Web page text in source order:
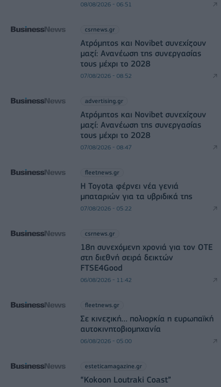
08/08/2026 - 06:51
csrnews.gr
Ατρόμητος και Novibet συνεχίζουν
μαζί: Ανανέωση της συνεργασίας
τους μέχρι το 2028
07/08/2026 - 08:52
advertising.gr
Ατρόμητος και Novibet συνεχίζουν
μαζί: Ανανέωση της συνεργασίας
τους μέχρι το 2028
07/08/2026 - 08:47
fleetnews.gr
Η Toyota φέρνει νέα γενιά
μπαταριών για τα υβριδικά της
07/08/2026 - 05:22
csrnews.gr
18η συνεχόμενη χρονιά για τον ΟΤΕ
στη διεθνή σειρά δεικτών
FTSE4Good
06/08/2026 - 11:42
fleetnews.gr
Σε κινεζική… πολιορκία η ευρωπαϊκή
αυτοκινητοβιομηχανία
06/08/2026 - 05:00
esteticamagazine.gr
“Kokoon Loutraki Coast”